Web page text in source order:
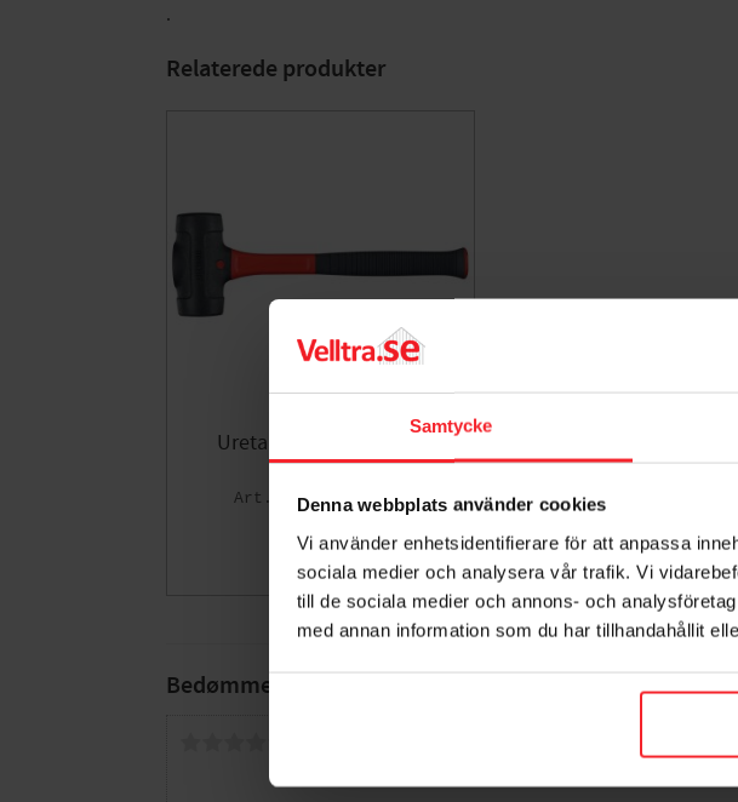
Samtycke
Denna webbplats använder cookies
Vi använder enhetsidentifierare för att anpassa
sociala medier och analysera vår trafik. Vi
till de sociala medier och annons- och
med annan information som du har tillhandahållit
.
Bedømmelser
Relaterede produkter
Uretanklubbe DB 1600
Hultafors
005472608
846
Gem som favorit